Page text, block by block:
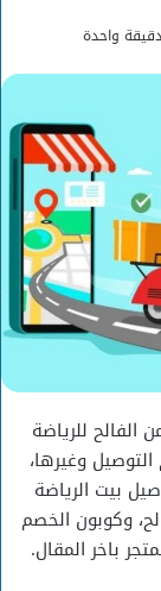
دقيقة واحدة
للرياضة
وغيرها،
بيت الرياضة
وكوبون الخصم
باخر المقال.